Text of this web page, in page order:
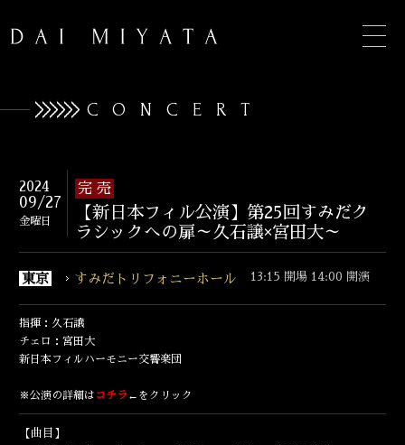
INFORMATION
BIOGRAPHY
ENGLISH
CONCERT
2024
09/27
金曜日
完 売
【新日本フィル公演】第25回すみだク
ラシックへの扉～久石譲×宮田大～
東京 すみだトリフォニーホール 13:15 開場 14:00 開演
指揮：久石譲
チェロ：宮田大
新日本フィルハーモニー交響楽団
※公演の詳細は コチラ ←をクリック
【曲目】